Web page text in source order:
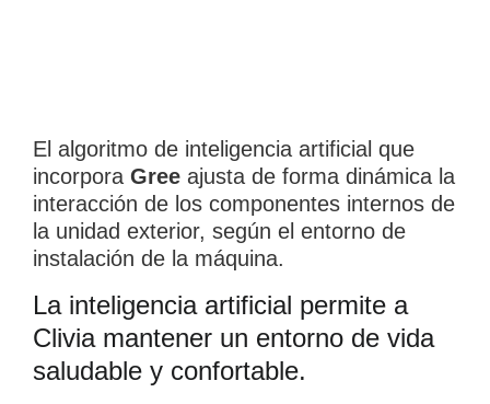
El algoritmo de inteligencia artificial que
incorpora Gree ajusta de forma dinámica la
interacción de los componentes internos de
la unidad exterior, según el entorno de
instalación de la máquina.
La inteligencia artificial permite a
Clivia mantener un entorno de vida
saludable y confortable.